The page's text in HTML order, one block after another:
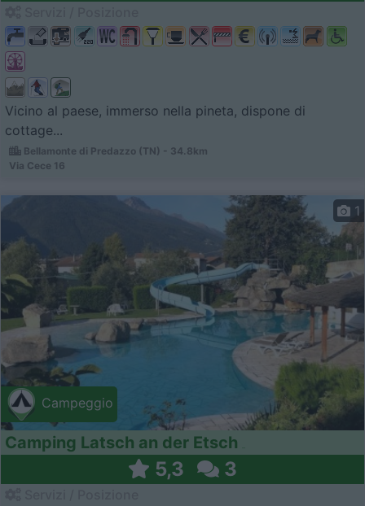
Vicino al paese, immerso nella pineta, dispone di
cottage...
Bellamonte di Predazzo (TN) - 34.8km
Via Cece 16
Campeggio
1
Camping Latsch an der Etsch
5,3 3